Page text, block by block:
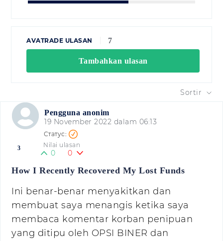
AVATRADE ULASAN 7
Tambahkan ulasan
Sortir
Pengguna anonim
19 November 2022 dalam 06:13
3 Nilai ulasan
0 0
How I Recently Recovered My Lost Funds
Ini benar-benar menyakitkan dan
membuat saya menangis ketika saya
membaca komentar korban penipuan
yang ditipu oleh OPSI BINER dan